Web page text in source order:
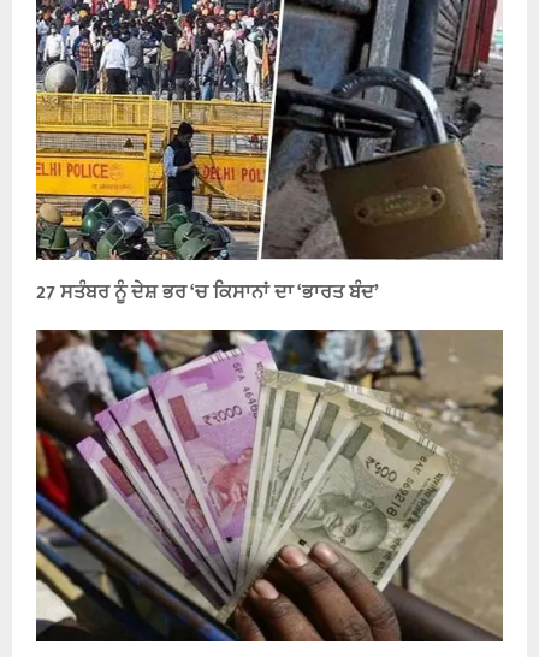
27 ਸਤੰਬਰ ਨੂੰ ਦੇਸ਼ ਭਰ ‘ਚ ਕਿਸਾਨਾਂ ਦਾ ‘ਭਾਰਤ ਬੰਦ’